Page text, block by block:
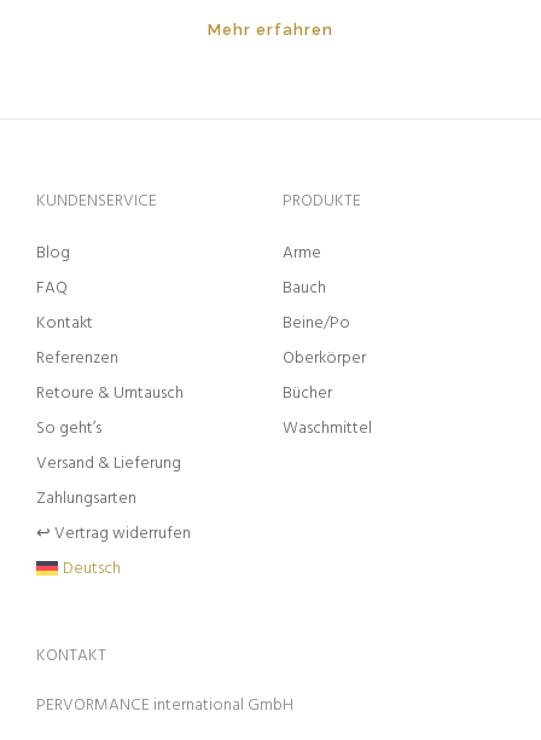
Mehr erfahren
KUNDENSERVICE
Blog
FAQ
Kontakt
Referenzen
Retoure & Umtausch
So geht’s
Versand & Lieferung
Zahlungsarten
↩︎ Vertrag widerrufen
Deutsch
PRODUKTE
Arme
Bauch
Beine/Po
Oberkörper
Bücher
Waschmittel
KONTAKT
PERVORMANCE international GmbH